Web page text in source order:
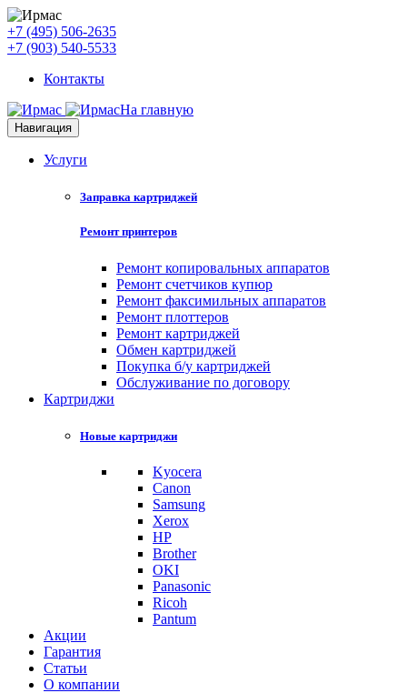
+7 (495) 506-2635
+7 (903) 540-5533
Контакты
На главную
Навигация
Услуги
Заправка картриджей
Ремонт принтеров
Ремонт копировальных аппаратов
Ремонт счетчиков купюр
Ремонт факсимильных аппаратов
Ремонт плоттеров
Ремонт картриджей
Обмен картриджей
Покупка б/у картриджей
Обслуживание по договору
Картриджи
Новые картриджи
Kyocera
Canon
Samsung
Xerox
HP
Brother
OKI
Panasonic
Ricoh
Pantum
Акции
Гарантия
Статьи
О компании